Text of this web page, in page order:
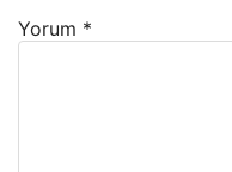
Yorum *